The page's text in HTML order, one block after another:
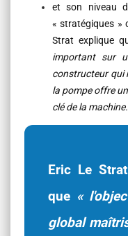
et son niveau
« stratégiques »
Strat explique
important sur
constructeur qui
la pompe offre
clé de la
Eric Le
que «
global